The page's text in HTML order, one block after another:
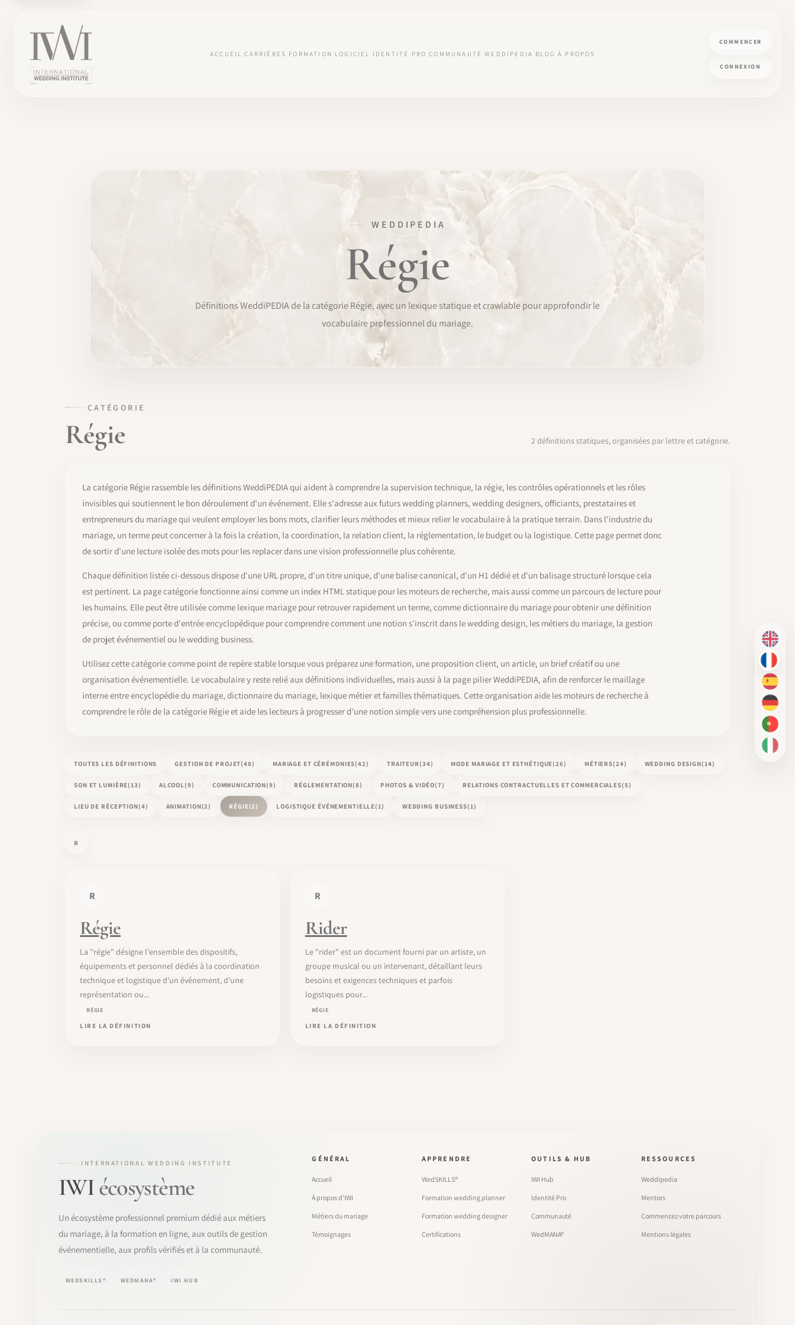
ACCUEIL CARRIÈRES FORMATION LOGICIEL IDENTITÉ PRO COMMUNAUTÉ WEDDIPEDIA BLOG À PROPOS
COMMENCER
CONNEXION
COMMENCER
CONNEXION
EN
FR
ES
DE
PT-BR
IT
WEDDIPEDIA
Régie
Définitions WeddiPEDIA de la catégorie Régie, avec un lexique statique et crawlable pour approfondir le
vocabulaire professionnel du mariage.
CATÉGORIE
Régie 2 définitions statiques, organisées par lettre et catégorie.
La catégorie Régie rassemble les définitions WeddiPEDIA qui aident à comprendre la supervision technique, la régie, les contrôles opérationnels et les rôles
invisibles qui soutiennent le bon déroulement d'un événement. Elle s'adresse aux futurs wedding planners, wedding designers, officiants, prestataires et
entrepreneurs du mariage qui veulent employer les bons mots, clarifier leurs méthodes et mieux relier le vocabulaire à la pratique terrain. Dans l'industrie du
mariage, un terme peut concerner à la fois la création, la coordination, la relation client, la réglementation, le budget ou la logistique. Cette page permet donc
de sortir d'une lecture isolée des mots pour les replacer dans une vision professionnelle plus cohérente.
Chaque définition listée ci-dessous dispose d'une URL propre, d'un titre unique, d'une balise canonical, d'un H1 dédié et d'un balisage structuré lorsque cela
est pertinent. La page catégorie fonctionne ainsi comme un index HTML statique pour les moteurs de recherche, mais aussi comme un parcours de lecture pour
les humains. Elle peut être utilisée comme lexique mariage pour retrouver rapidement un terme, comme dictionnaire du mariage pour obtenir une définition
précise, ou comme porte d'entrée encyclopédique pour comprendre comment une notion s'inscrit dans le wedding design, les métiers du mariage, la gestion
de projet événementiel ou le wedding business.
Utilisez cette catégorie comme point de repère stable lorsque vous préparez une formation, une proposition client, un article, un brief créatif ou une
organisation événementielle. Le vocabulaire y reste relié aux définitions individuelles, mais aussi à la page pilier WeddiPEDIA, afin de renforcer le maillage
interne entre encyclopédie du mariage, dictionnaire du mariage, lexique métier et familles thématiques. Cette organisation aide les moteurs de recherche à
comprendre le rôle de la catégorie Régie et aide les lecteurs à progresser d'une notion simple vers une compréhension plus professionnelle.
TOUTES LES DÉFINITIONS GESTION DE PROJET(48) MARIAGE ET CÉRÉMONIES(42) TRAITEUR (34) MODE MARIAGE ET ESTHÉTIQUE(26) MÉTIERS(24) WEDDING DESIGN(14)
SON ET LUMIÈRE(13) ALCOOL (9) COMMUNICATION(9) RÉGLEMENTATION(8) PHOTOS & VIDÉO(7) RELATIONS CONTRACTUELLES ET COMMERCIALES(5)
LIEU DE RÉCEPTION(4) ANIMATION(2) RÉGIE(2) LOGISTIQUE ÉVÉNEMENTIELLE(1) WEDDING BUSINESS(1)
R
R
Régie
La "régie" désigne l'ensemble des dispositifs,
équipements et personnel dédiés à la coordination
technique et logistique d'un événement, d'une
représentation ou...
RÉGIE
LIRE LA DÉFINITION
R
Rider
Le "rider" est un document fourni par un artiste, un
groupe musical ou un intervenant, détaillant leurs
besoins et exigences techniques et parfois
logistiques pour...
RÉGIE
LIRE LA DÉFINITION
INTERNATIONAL WEDDING INSTITUTE
IWIécosystème
Un écosystème professionnel premium dédié aux métiers
du mariage, à la formation en ligne, aux outils de gestion
événementielle, aux profils vérifiés et à la communauté.
WEDSKILLS® WEDMANA® IWI HUB
GÉNÉRAL
Accueil
À propos d’IWI
Métiers du mariage
Témoignages
APPRENDRE
WedSKILLS®
Formation wedding planner
Formation wedding designer
Certifications
OUTILS & HUB
IWI Hub
Identité Pro
Communauté
WedMANA®
RESSOURCES
Weddipedia
Mentors
Commencez votre parcours
Mentions légales